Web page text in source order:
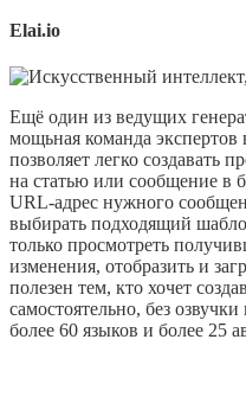
Elai.io
Ещё один из ведущих
мощьная команда
позволяет легко создавать
на статью или сообщение в
URL-адрес нужного
выбирать подходящий
только просмотреть
изменения, отобразить и
полезен тем, кто хочет
самостоятельно, без
более 60 языков и более 25